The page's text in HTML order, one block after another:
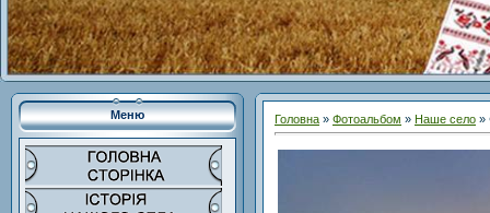
Меню Головна » Фотоальбом » Наше село »